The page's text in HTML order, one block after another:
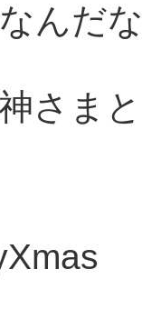
んだ
さま